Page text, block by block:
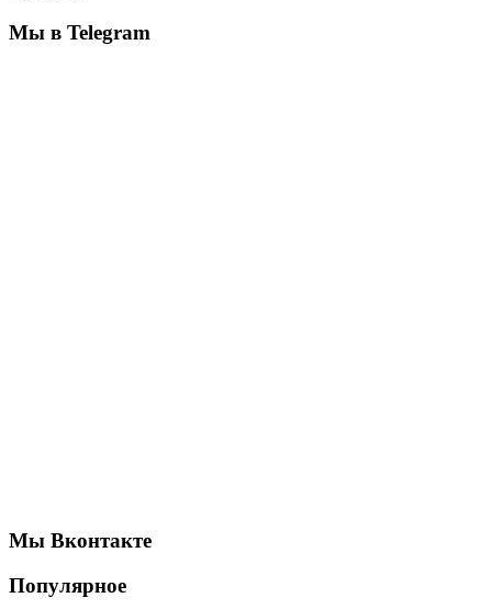
Мы в Telegram
Мы Вконтакте
Популярное